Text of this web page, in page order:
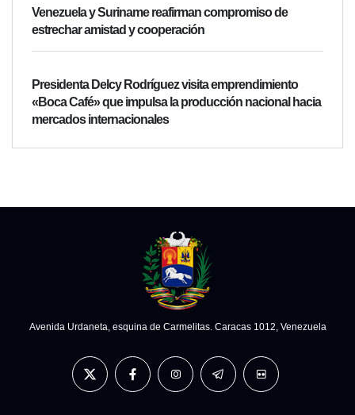
Venezuela y Suriname reafirman compromiso de
estrechar amistad y cooperación
Presidenta Delcy Rodríguez visita emprendimiento
«Boca Café» que impulsa la producción nacional hacia
mercados internacionales
Avenida Urdaneta, esquina de Carmelitas. Caracas 1012, Venezuela